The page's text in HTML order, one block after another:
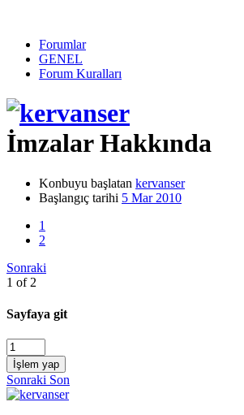
Forumlar
GENEL
Forum Kuralları
İmzalar Hakkında
Konbuyu başlatan kervanser
Başlangıç tarihi 5 Mar 2010
1
2
Sonraki
1 of 2
Sayfaya git
İşlem yap
Sonraki Son